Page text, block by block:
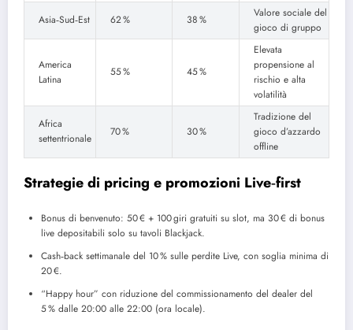
Asia‑Sud‑Est 62 % 38 %
Valore sociale del
gioco di gruppo
America
Latina
55 % 45 %
Elevata
propensione al
rischio e alta
volatilità
Africa
settentrionale
70 % 30 %
Tradizione del
gioco d’azzardo
offline
Strategie di pricing e promozioni Live‑first
Bonus di benvenuto: 50 € + 100 giri gratuiti su slot, ma 30 € di bonus
live depositabili solo su tavoli Blackjack.
Cash‑back settimanale del 10 % sulle perdite Live, con soglia minima di
20 €.
“Happy hour” con riduzione del commissionamento del dealer del
5 % dalle 20:00 alle 22:00 (ora locale).